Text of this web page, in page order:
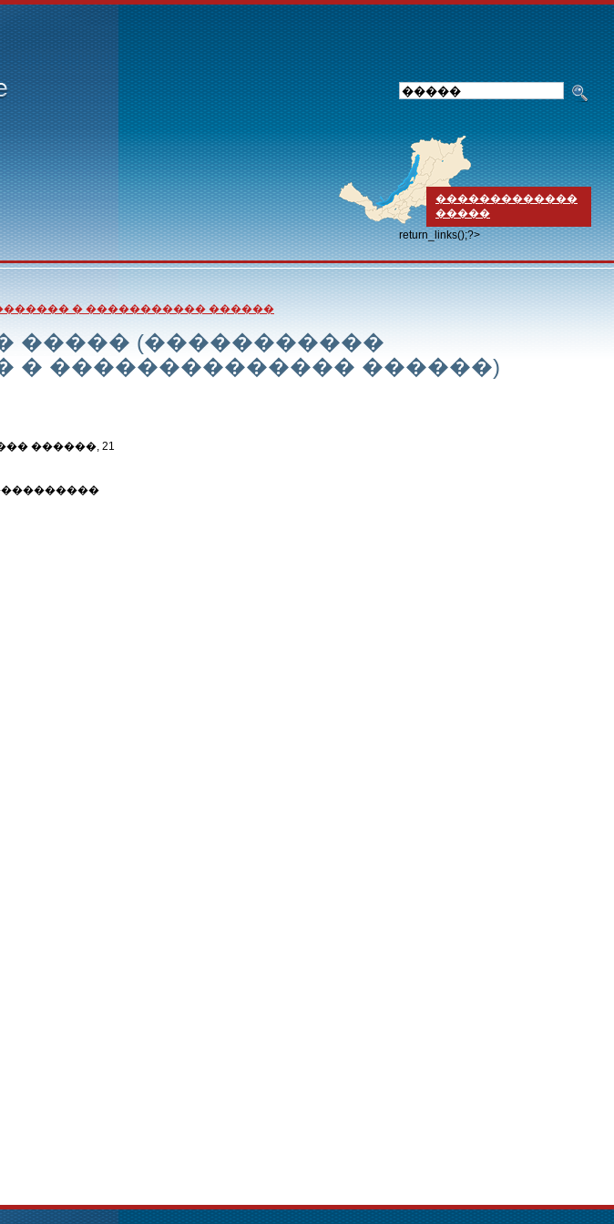
�������������
�����
return_links();?>
� ����������� ������
����� (�����������
� �������������� ������)
������, 21